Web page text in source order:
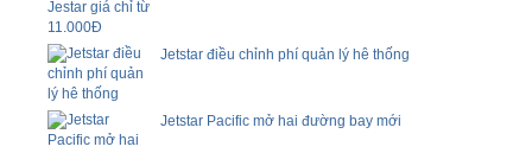
Jetstar điều chỉnh phí quản lý hê thống
Jetstar Pacific mở hai đường bay mới